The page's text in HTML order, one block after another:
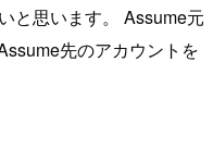
と思います。 Assume元
先のアカウントを